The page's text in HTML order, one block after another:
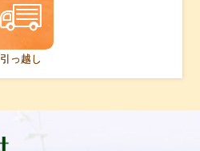
引っ越し